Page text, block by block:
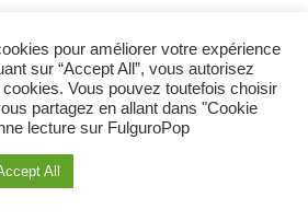
pour améliorer votre expérience
sur “Accept All”, vous autorisez
cookies. Vous pouvez toutefois choisir
partagez en allant dans "Cookie
lecture sur FulguroPop
All